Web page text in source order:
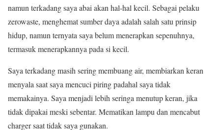
namun terkadang saya abai akan hal-hal kecil. Sebagai pelaku
zerowaste, menghemat sumber daya adalah salah satu prinsip
hidup, namun ternyata saya belum menerapkan sepenuhnya,
termasuk menerapkannya pada si kecil.
Saya terkadang masih sering membuang air, membiarkan keran
menyala saat saya mencuci piring padahal saya tidak
memakainya. Saya menjadi lebih seringa menutup keran, jika
tidak dipakai meski sebentar. Mematikan lampu dan mencabut
charger saat tidak saya gunakan.